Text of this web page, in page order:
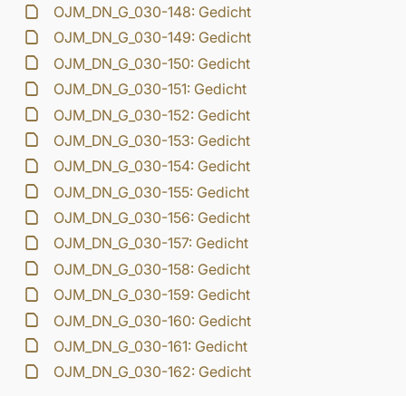
OJM_DN_G_030-148: Gedicht
OJM_DN_G_030-149: Gedicht
OJM_DN_G_030-150: Gedicht
OJM_DN_G_030-151: Gedicht
OJM_DN_G_030-152: Gedicht
OJM_DN_G_030-153: Gedicht
OJM_DN_G_030-154: Gedicht
OJM_DN_G_030-155: Gedicht
OJM_DN_G_030-156: Gedicht
OJM_DN_G_030-157: Gedicht
OJM_DN_G_030-158: Gedicht
OJM_DN_G_030-159: Gedicht
OJM_DN_G_030-160: Gedicht
OJM_DN_G_030-161: Gedicht
OJM_DN_G_030-162: Gedicht